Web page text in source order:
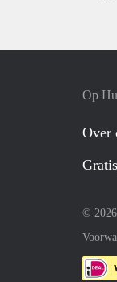
Op
Over
©